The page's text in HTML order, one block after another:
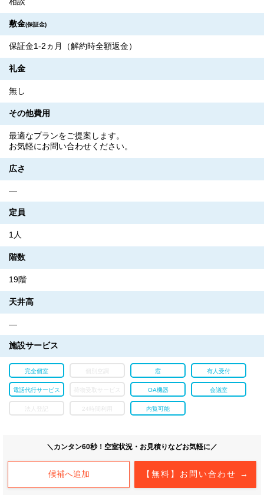
敷金(保証金)
保証金1-2ヵ月（解約時全額返金）
礼金
無し
その他費用
最適なプランをご提案します。
お気軽にお問い合わせください。
広さ
―
定員
1人
階数
19階
天井高
―
施設サービス
完全個室 個別空調 窓 有人受付
電話代行サービス OA機器 会議室
24時間利用 内覧可能
＼カンタン60秒！空室状況・お見積りなどお気軽に／
【無料】お問い合わせ →
候補へ追加